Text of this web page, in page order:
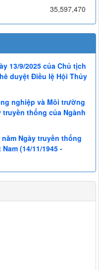
35,597,470
13/9/2025 của Chủ tịch
duyệt Điều lệ Hội Thủy
nghiệp và Môi trường
truyền thống của Ngành
Ngày truyền thống
(14/11/1945 -